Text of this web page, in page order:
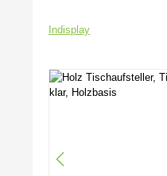
Indisplay
Bildergalerie überspringen